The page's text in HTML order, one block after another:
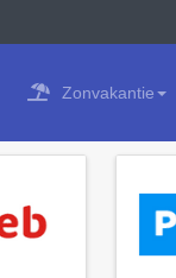
Zonvakantie